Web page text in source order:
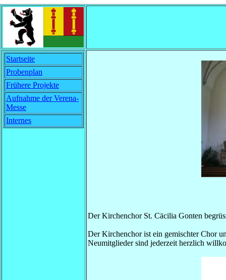
Startseite
Probenplan
Frühere Projekte
Aufnahme der Verena-
Messe
Internes
Der Kirchenchor St. Cäcilia Gonten
Der Kirchenchor ist ein gemischter Chor
Neumitglieder sind jederzeit herzlich